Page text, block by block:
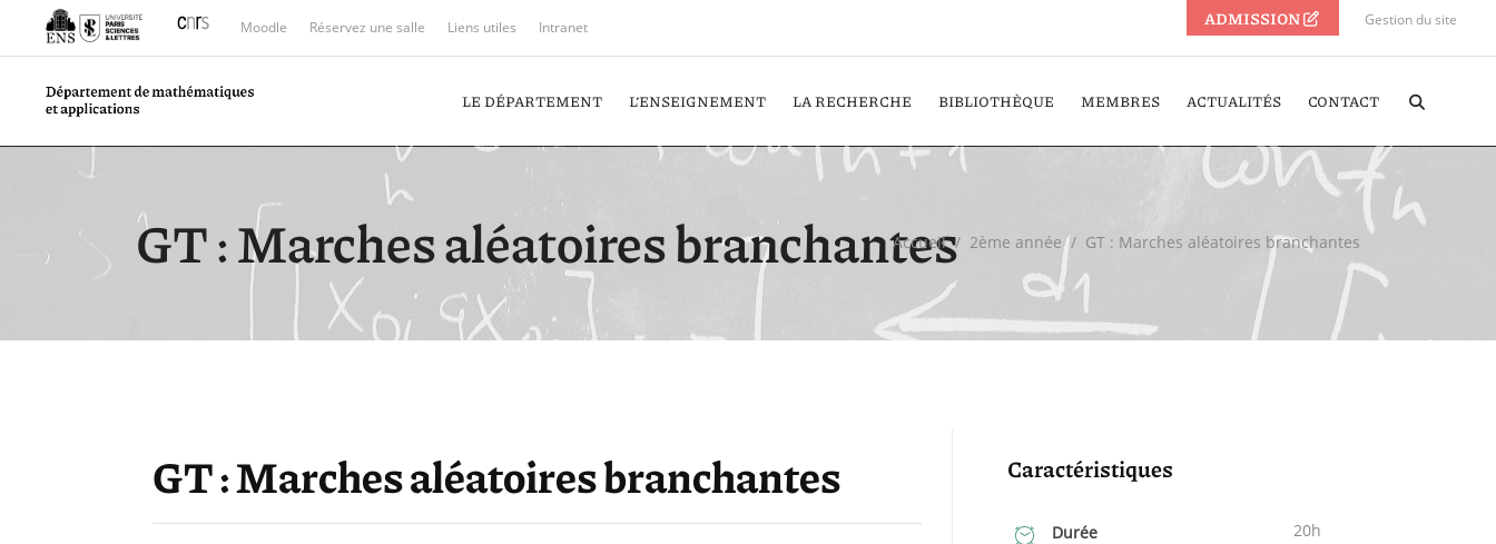
Moodle Réservez une salle Liens utiles Intranet ADMISSION Gestion du site
LE DÉPARTEMENT L’ENSEIGNEMENT LA RECHERCHE BIBLIOTHÈQUE MEMBRES ACTUALITÉS CONTACT
GT : Marches aléatoires branchantes
Accueil/ 2ème année/ GT : Marches aléatoires branchantes
GT : Marches aléatoires branchantes Caractéristiques
Durée 20h